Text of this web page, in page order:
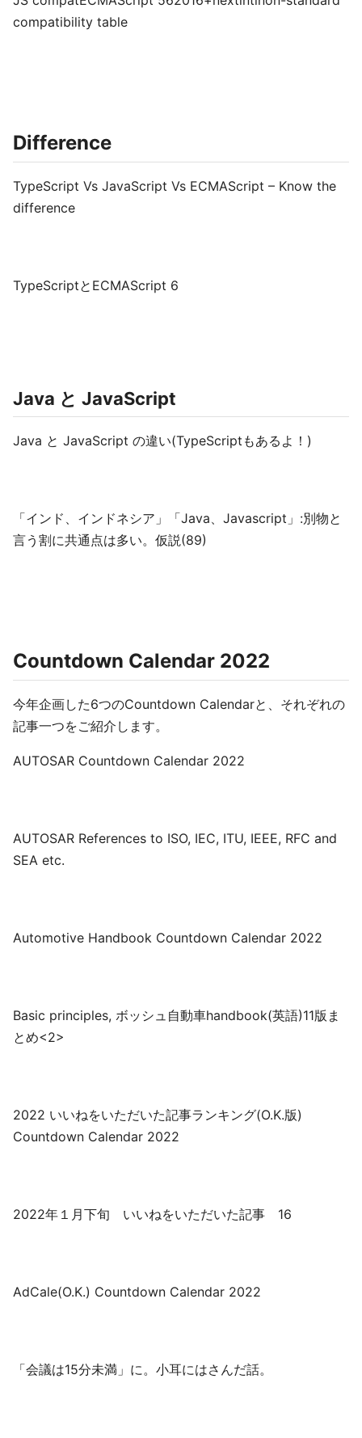
compatibility table
Difference
TypeScript Vs JavaScript Vs ECMAScript – Know the
difference
TypeScriptとECMAScript 6
Java と JavaScript
Java と JavaScript の違い(TypeScriptもあるよ！)
「インド、インドネシア」「Java、Javascript」:別物と
言う割に共通点は多い。仮説(89)
Countdown Calendar 2022
今年企画した6つのCountdown Calendarと、それぞれの
記事一つをご紹介します。
AUTOSAR Countdown Calendar 2022
AUTOSAR References to ISO, IEC, ITU, IEEE, RFC and
SEA etc.
Automotive Handbook Countdown Calendar 2022
Basic principles, ボッシュ自動車handbook(英語)11版ま
とめ<2>
2022 いいねをいただいた記事ランキング(O.K.版)
Countdown Calendar 2022
2022年１月下旬 いいねをいただいた記事 16
AdCale(O.K.) Countdown Calendar 2022
「会議は15分未満」に。小耳にはさんだ話。